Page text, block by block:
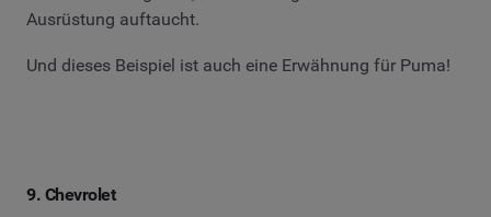
Ausrüstung auftaucht.
Und dieses Beispiel ist auch eine Erwähnung für Puma!
9. Chevrolet